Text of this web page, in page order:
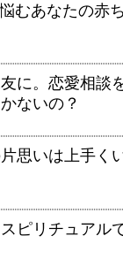
むあなたの赤
に。恋愛相談
ないの？
思いは上手く
ピリチュアル